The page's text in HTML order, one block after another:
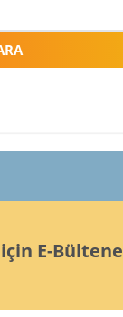
E-Bültene